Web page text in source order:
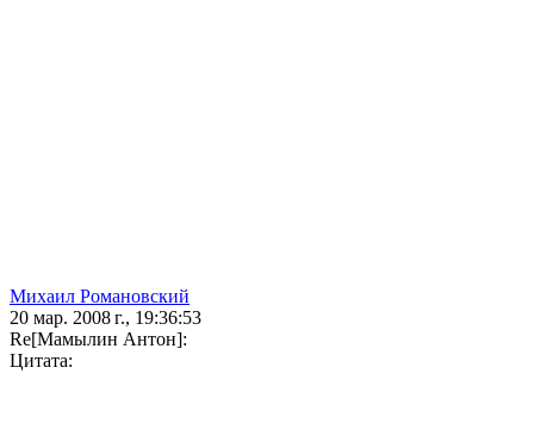
Михаил Романовский
20 мар. 2008 г., 19:36:53
Re[Мамылин Антон]:
Цитата: